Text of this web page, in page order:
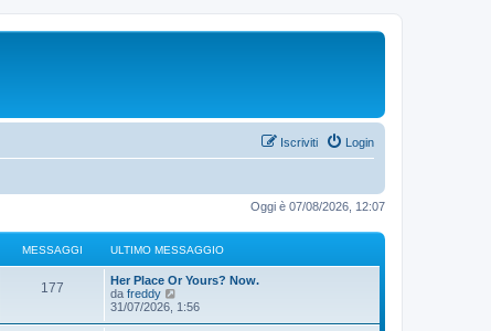
Login
Iscriviti
Oggi è 07/08/2026, 12:07
MESSAGGI ULTIMO MESSAGGIO
177
Her Place Or Yours? Now.
da freddy
e
31/07/2026, 1:56